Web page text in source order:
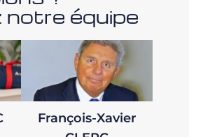
équipe
François-Xavier